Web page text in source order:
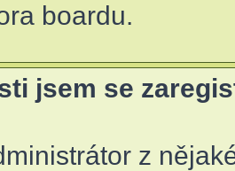
boardu.
jsem se
z